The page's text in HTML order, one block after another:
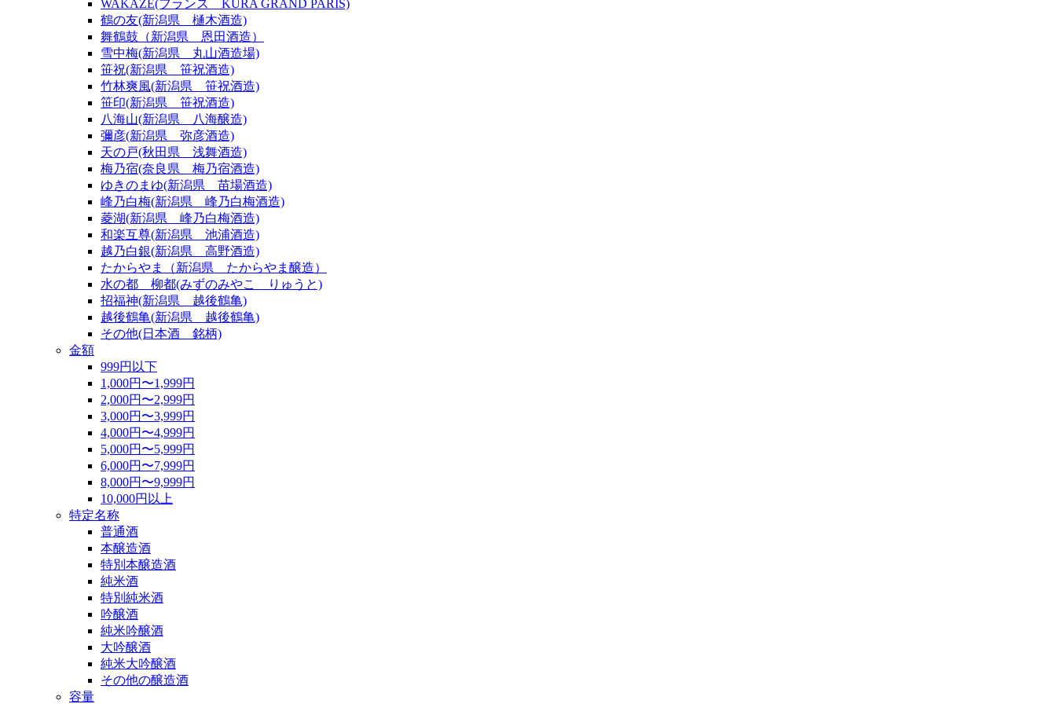
WAKAZE(フランス KURA GRAND PARIS)
鶴の友(新潟県 樋木酒造)
舞鶴鼓（新潟県 恩田酒造）
雪中梅(新潟県 丸山酒造場)
笹祝(新潟県 笹祝酒造)
竹林爽風(新潟県 笹祝酒造)
笹印(新潟県 笹祝酒造)
八海山(新潟県 八海醸造)
彌彦(新潟県 弥彦酒造)
天の戸(秋田県 浅舞酒造)
梅乃宿(奈良県 梅乃宿酒造)
ゆきのまゆ(新潟県 苗場酒造)
峰乃白梅(新潟県 峰乃白梅酒造)
菱湖(新潟県 峰乃白梅酒造)
和楽互尊(新潟県 池浦酒造)
越乃白銀(新潟県 高野酒造)
たからやま（新潟県 たからやま醸造）
水の都 柳都(みずのみやこ りゅうと)
招福神(新潟県 越後鶴亀)
越後鶴亀(新潟県 越後鶴亀)
その他(日本酒 銘柄)
金額
999円以下
1,000円〜1,999円
2,000円〜2,999円
3,000円〜3,999円
4,000円〜4,999円
5,000円〜5,999円
6,000円〜7,999円
8,000円〜9,999円
10,000円以上
特定名称
普通酒
本醸造酒
特別本醸造酒
純米酒
特別純米酒
吟醸酒
純米吟醸酒
大吟醸酒
純米大吟醸酒
その他の醸造酒
容量